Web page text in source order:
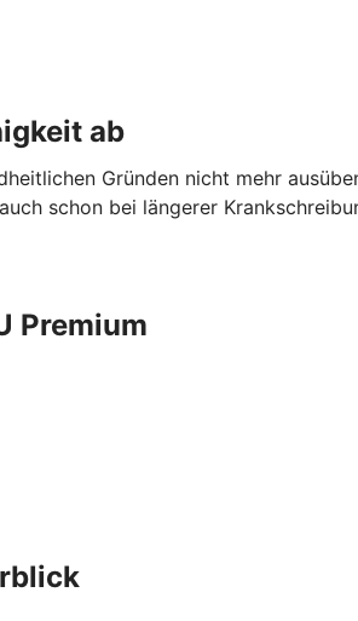
ab
Gründen nicht mehr
schon bei längerer
Premium